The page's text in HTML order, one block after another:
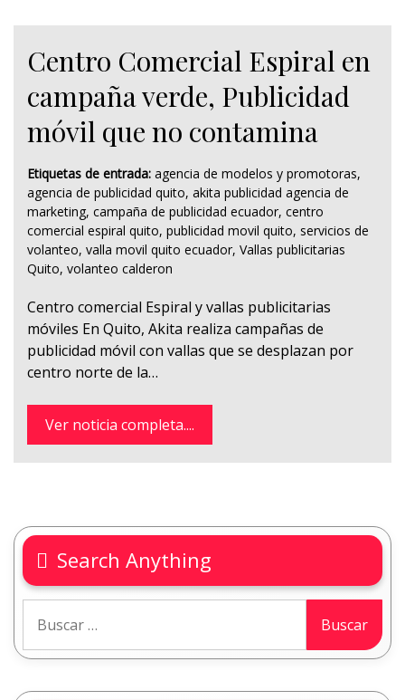
Centro Comercial Espiral en
campaña verde, Publicidad
móvil que no contamina
Etiquetas de entrada: agencia de modelos y promotoras,
agencia de publicidad quito, akita publicidad agencia de
marketing, campaña de publicidad ecuador, centro
comercial espiral quito, publicidad movil quito, servicios de
volanteo, valla movil quito ecuador, Vallas publicitarias
Quito, volanteo calderon
Centro comercial Espiral y vallas publicitarias
móviles En Quito, Akita realiza campañas de
publicidad móvil con vallas que se desplazan por
centro norte de la…
Ver noticia completa....
Search Anything